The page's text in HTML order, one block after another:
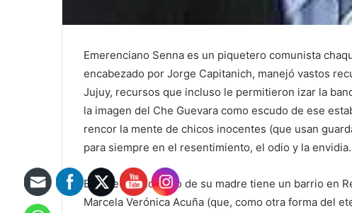
Emerenciano Senna es un piquetero comunista
encabezado por Jorge Capitanich, manejó vastos
Jujuy, recursos que incluso le permitieron izar la
la imagen del Che Guevara como escudo de ese
rencor la mente de chicos inocentes (que usan
para siempre en el resentimiento, el odio y la envidia.
Este reverendo hijo de su madre tiene un barrio en
Marcela Verónica Acuña (que, como otra forma del